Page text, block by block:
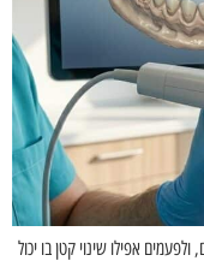
אפילו שינוי קטן בו יכול